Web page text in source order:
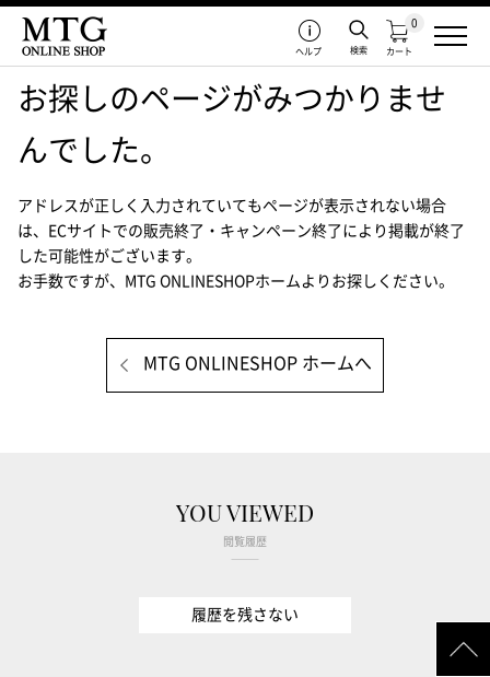
カート
0
検索
ヘルプ
お探しのページがみつかりませ
んでした。
アドレスが正しく入力されていてもページが表示されない場合
は、
ECサイトでの販売終了・キャンペーン終了により掲載が終了
した可能性がございます。
お手数ですが、MTG ONLINESHOPホームよりお探しください。
MTG ONLINESHOP ホームへ
YOU VIEWED
閲覧履歴
履歴を残さない